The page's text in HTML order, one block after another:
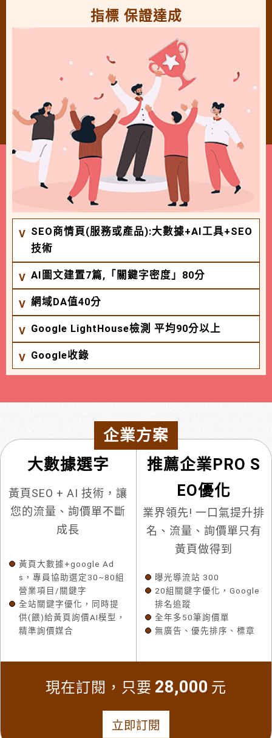
指標 保證達成
SEO商情頁(服務或產品):大數據+AI工具+SEO
技術
AI圖文建置7篇,「關鍵字密度」80分
網域DA值40分
Google LightHouse檢測 平均90分以上
Google收錄
企業方案
大數據選字
黃頁SEO + AI 技術，讓
您的流量、詢價單不斷
成長
黃頁大數據+google Ad
s，專員協助選定30~80組
營業項目/關鍵字
全站關鍵字優化，同時提
供(餵)給黃頁詢價AI模型，
精準詢價媒合
推薦企業PRO S
EO優化
業界領先! 一口氣提升排
名、流量、詢價單只有
黃頁做得到
曝光導流站 300
20組關鍵字優化，Google
排名追蹤
全年多50筆詢價單
無廣告、優先排序、標章
現在訂閱，只要 28,000 元
立即訂閱